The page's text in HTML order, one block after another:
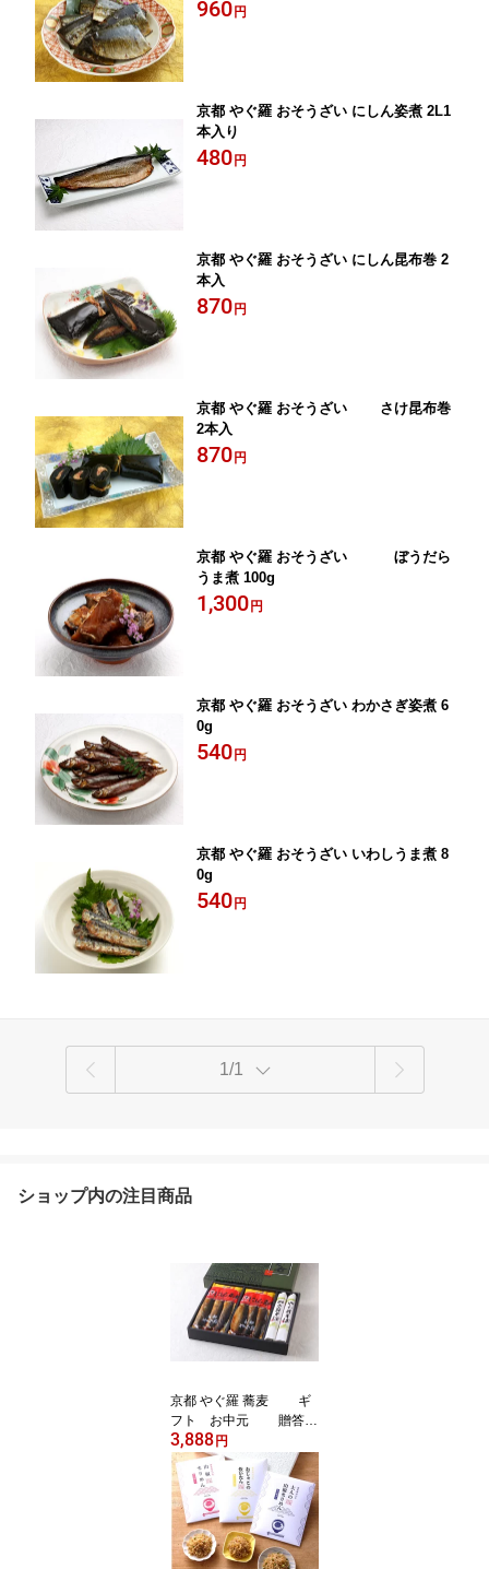
960 円
京都 やぐ羅 おそうざい にしん姿煮 2L1
本入り
480 円
京都 やぐ羅 おそうざい にしん昆布巻 2
本入
870 円
京都 やぐ羅 おそうざい さけ昆布巻
2本入
870 円
京都 やぐ羅 おそうざい ぼうだら
うま煮 100g
1,300 円
京都 やぐ羅 おそうざい わかさぎ姿煮 6
0g
540 円
京都 やぐ羅 おそうざい いわしうま煮 8
0g
540 円
1/1
ショップ内の注目商品
京都 やぐ羅 蕎麦 ギ
フト お中元 贈答用
包装 箱入り にしんそば 6
人前 Y30 送料無
料（但し、北海道、沖縄
は1500円）
3,888 円